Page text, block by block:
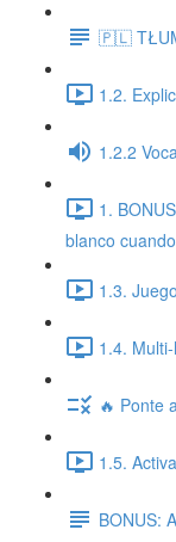
🇵🇱
1.2.
1.2.2
1.
blanco
1.3.
1.4.
🔥 Ponte
1.5.
BONUS: